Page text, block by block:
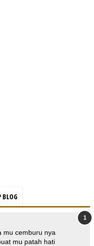
BLOG
mu cemburu nya
mu patah hati